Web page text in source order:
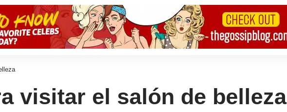
visitar el salón de belleza